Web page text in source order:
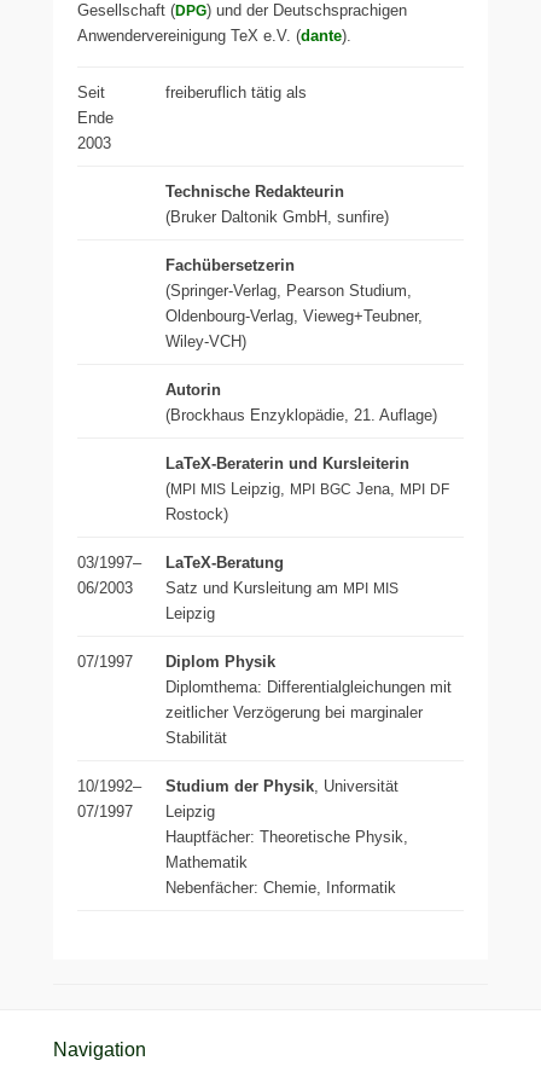
Gesellschaft (DPG) und der Deutschsprachigen
Anwendervereinigung TeX e.V. (dante).
Seit
Ende
2003
frei­be­ruf­lich tätig als
Technische Redakteurin
(Bruker Daltonik GmbH, sun­fire)
Fachübersetzerin
(Springer-Verlag, Pearson Studium,
Oldenbourg-Verlag, Vieweg+Teubner,
Wiley-VCH)
Autorin
(Brockhaus Enzyklopädie, 21. Auflage)
LaTeX-Beraterin und Kursleiterin
(MPI MIS Leipzig, MPI BGC Jena, MPI DF
Rostock)
03/1997–
06/2003
LaTeX-Beratung
Satz und Kursleitung am MPI MIS
Leipzig
07/1997
Diplom Physik
Diplomthema: Differentialgleichungen mit
zeit­li­cher Verzögerung bei mar­gi­na­ler
Stabilität
10/1992–
07/1997
Studium der Physik, Universität
Leipzig
Hauptfächer: Theoretische Physik,
Mathematik
Nebenfächer: Chemie, Informatik
Navigation